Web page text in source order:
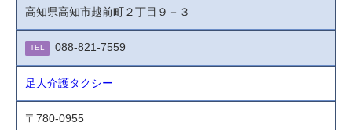
高知県高知市越前町２丁目９－３
TEL 088-821-7559
足人介護タクシー
〒780-0955